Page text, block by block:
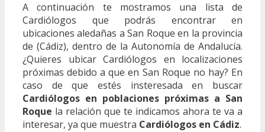
A continuación te mostramos una lista de
Cardiólogos que podrás encontrar en
ubicaciones aledañas a San Roque en la provincia
de (Cádiz), dentro de la Autonomía de Andalucía.
¿Quieres ubicar Cardiólogos en localizaciones
próximas debido a que en San Roque no hay? En
caso de que estés insteresada en buscar
Cardiólogos en poblaciones próximas a San
Roque la relación que te indicamos ahora te va a
interesar, ya que muestra Cardiólogos en Cádiz.